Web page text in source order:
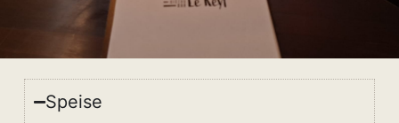
Speise